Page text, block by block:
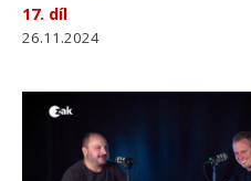
17. díl
26.11.2024